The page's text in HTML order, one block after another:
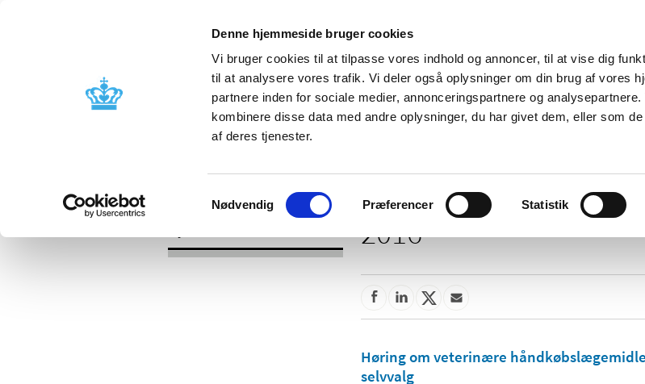
Denne hjemmeside bruger cookies
Vi bruger cookies til at tilpasse vores indhold og annoncer, til at vise dig
til at analysere vores trafik. Vi deler også oplysninger om din brug af vores
partnere inden for sociale medier, annonceringspartnere og
kombinere disse data med andre oplysninger, du har givet dem, eller som
af deres tjenester.
Samtykkevalg
Nødvendig Præferencer Statistik
Nyheder Om os
Godkendelse og
Bivirkninger og
produktinformation
Tilskud og
Apoteker og
2016
Høring om veterinære
selvvalg